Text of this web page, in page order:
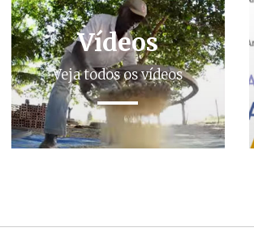
Vídeos
Veja todos os vídeos